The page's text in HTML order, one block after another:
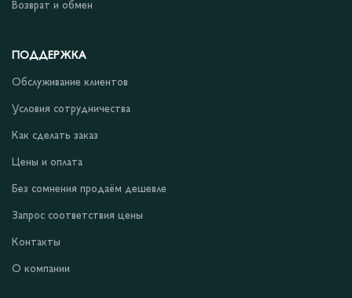
Возврат и обмен
ПОДДЕРЖКА
Обслуживание клиентов
Условия сотрудничества
Как сделать заказ
Цены и оплата
Без сомнения продаём дешевле
Запрос соответствия цены
Контакты
О компании